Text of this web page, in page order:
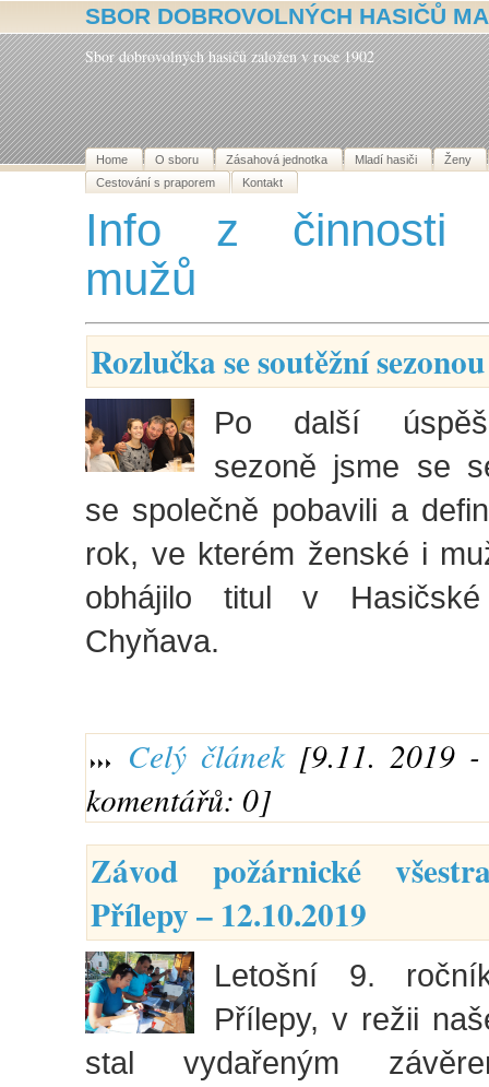
SBOR DOBROVOLNÝCH HASIČŮ
Sbor dobrovolných hasičů založen v roce 1902
Home O sboru Zásahová jednotka Mladí hasiči
Ženy
Cestování s praporem
Kontakt
Info z činnosti
mužů
Rozlučka se soutěžní
Po další
sezoně jsme se
se společně pobavili a
rok, ve kterém ženské i
obhájilo titul v
Chyňava.
Celý článek[9.11. 2019 -
komentářů: 0]
Závod požárnické
Přílepy – 12.10.2019
Letošní 9.
Přílepy, v režii
stal vydařeným